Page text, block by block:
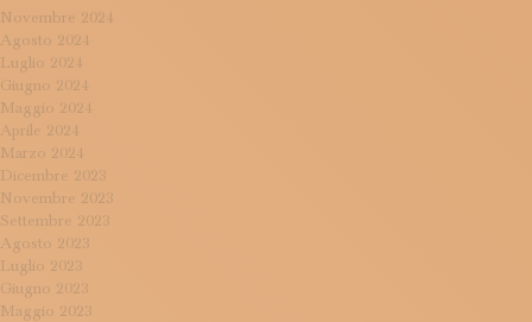
Novembre 2024
Agosto 2024
Luglio 2024
Giugno 2024
Maggio 2024
Aprile 2024
Marzo 2024
Dicembre 2023
Novembre 2023
Settembre 2023
Agosto 2023
Luglio 2023
Giugno 2023
Maggio 2023